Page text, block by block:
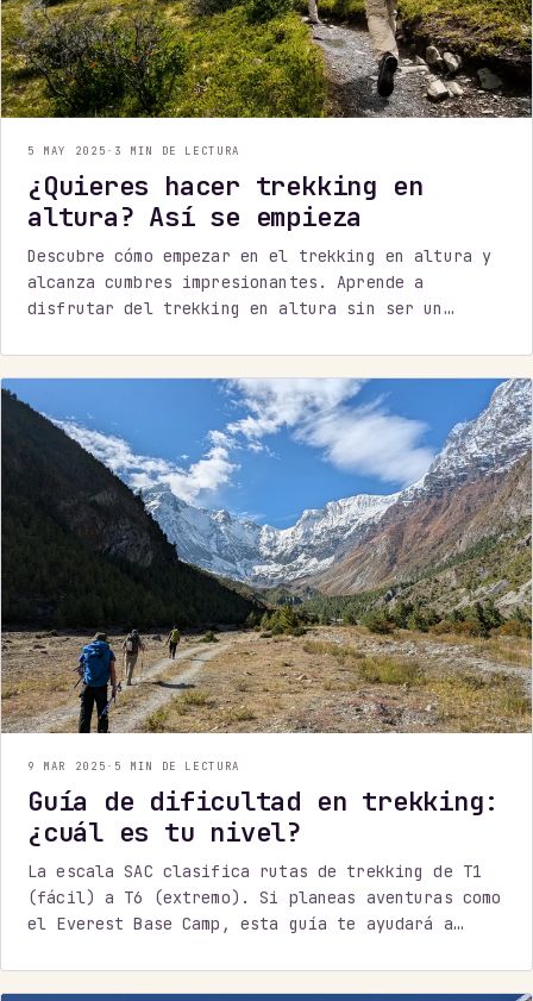
5 MAY 2025 · 3 MIN DE LECTURA
¿Quieres hacer trekking en
altura? Así se empieza
Descubre cómo empezar en el trekking en altura y
alcanza cumbres impresionantes. Aprende a
disfrutar del trekking en altura sin ser un
9 MAR 2025 · 5 MIN DE LECTURA
Guía de dificultad en trekking:
¿cuál es tu nivel?
La escala SAC clasifica rutas de trekking de T1
(fácil) a T6 (extremo). Si planeas aventuras como
el Everest Base Camp, esta guía te ayudará a